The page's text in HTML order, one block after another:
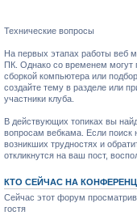
Технические вопросы
На первых этапах работы веб
ПК. Однако со временем могут
сборкой компьютера или
создайте тему в разделе или
участники клуба.
В действующих топиках вы
вопросам вебкама. Если поиск
возникших трудностях и
откликнутся на ваш пост,
КТО СЕЙЧАС НА
Сейчас этот форум
гостя